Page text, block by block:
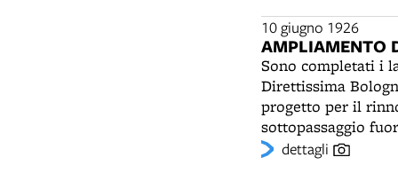
successo più
'40.Nel 1937 le
trasferiranno a
sarà al servizio
10 giugno 1926
AMPLIAMENTO
Sono completati i
Direttissima
progetto per il
sottopassaggio
5 a 16 e vengono
dettagli